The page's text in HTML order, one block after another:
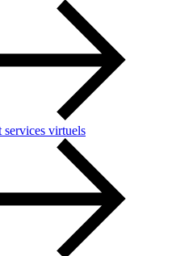
services virtuels